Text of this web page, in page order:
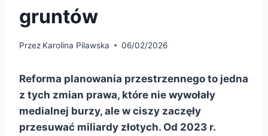
gruntów
Przez Karolina Pilawska 06/02/2026
Reforma planowania przestrzennego to jedna
z tych zmian prawa, które nie wywołały
medialnej burzy, ale w ciszy zaczęły
przesuwać miliardy złotych. Od 2023 r.